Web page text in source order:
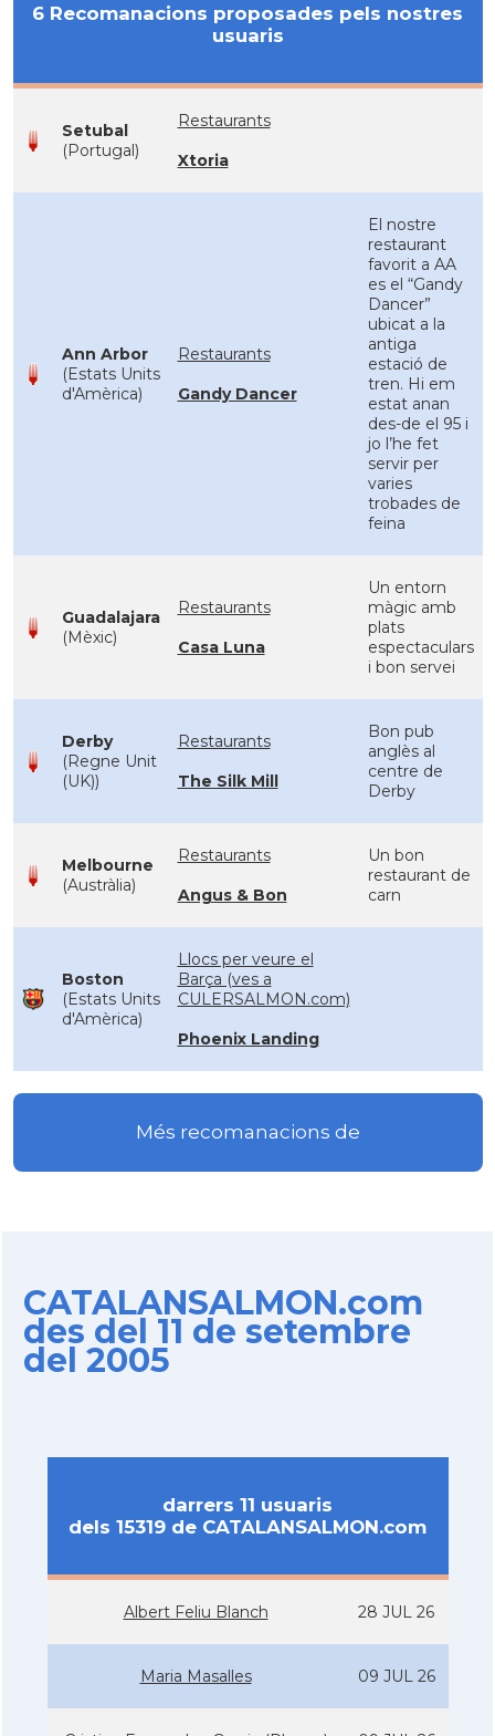
6 Recomanacions proposades pels nostres
usuaris
Setubal
(Portugal)
Restaurants
Xtoria
Ann Arbor
(Estats Units
d'Amèrica)
Restaurants
Gandy Dancer
El nostre
restaurant
favorit a AA
es el “Gandy
Dancer”
ubicat a la
antiga
estació de
tren. Hi em
estat anan
des-de el 95 i
jo l’he fet
servir per
varies
trobades de
feina
Guadalajara
(Mèxic)
Restaurants
Casa Luna
Un entorn
màgic amb
plats
espectaculars
i bon servei
Derby
(Regne Unit
(UK))
Restaurants
The Silk Mill
Bon pub
anglès al
centre de
Derby
Melbourne
(Austràlia)
Restaurants
Angus & Bon
Un bon
restaurant de
carn
Boston
(Estats Units
d'Amèrica)
Llocs per veure el
Barça (ves a
CULERSALMON.com)
Phoenix Landing
Més recomanacions de
CATALANSALMON.com
des del 11 de setembre
del 2005
darrers 11 usuaris
dels 15319 de CATALANSALMON.com
Albert Feliu Blanch 28 JUL 26
Maria Masalles 09 JUL 26